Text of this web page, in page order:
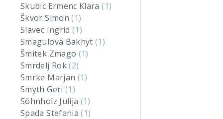
Skubic Ermenc Klara(1)
Škvor Simon(1)
Slavec Ingrid(1)
Smagulova Bakhyt(1)
Šmitek Zmago (1)
Smrdelj Rok(2)
Smrke Marjan (1)
Smyth Geri (1)
Söhnholz Julija (1)
Spada Stefania(1)